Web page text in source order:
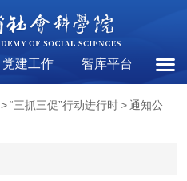
党建工作 智库平台
通知
> “三抓三促”行动进行时 > 通知公